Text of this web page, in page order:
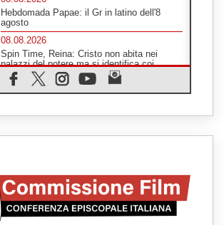
Hebdomada Papae: il Gr in latino dell'8
agosto
08.08.2026
Spin Time, Reina: Cristo non abita nei
palazzi del potere ma si identifica coi
senzatetto
08.08.2026
visita del Papa messaggio di pace e
08.08.2026
Arabia Saudita, Turchia e Pakistan
stringono una nuova alleanza militare in
Medio Oriente